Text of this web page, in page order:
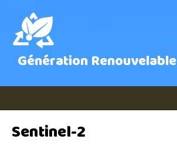
Génération Renouvelable
Sentinel-2